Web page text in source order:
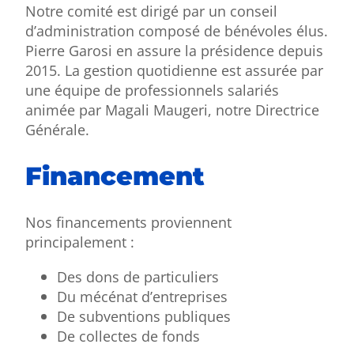
Notre comité est dirigé par un conseil
d’administration composé de bénévoles élus.
Pierre Garosi en assure la présidence depuis
2015. La gestion quotidienne est assurée par
une équipe de professionnels salariés
animée par Magali Maugeri, notre Directrice
Générale.
Financement
Nos financements proviennent
principalement :
Des dons de particuliers
Du mécénat d’entreprises
De subventions publiques
De collectes de fonds